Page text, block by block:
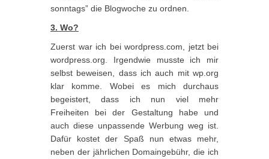
sonntags” die Blogwoche zu ordnen.
3. Wo?
Zuerst war ich bei wordpress.com, jetzt bei
wordpress.org. Irgendwie musste ich mir
selbst beweisen, dass ich auch mit wp.org
klar komme. Wobei es mich durchaus
begeistert, dass ich nun viel mehr
Freiheiten bei der Gestaltung habe und
auch diese unpassende Werbung weg ist.
Dafür kostet der Spaß nun etwas mehr,
neben der jährlichen Domaingebühr, die ich